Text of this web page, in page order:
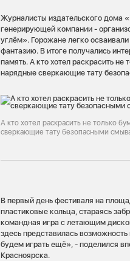
Журналисты издательского дома
генерирующей компании -
углём». Горожане легко
фантазию. В итоге получались
память. А кто хотел раскрасить не
нарядные сверкающие тату
А кто хотел раскрасить не только
сверкающие тату безопасными
В первый день фестиваля на
пластиковые кольца, стараясь
командная игра с летающим
здесь представилась
будем играть ещё», - поделился
Красноярска.